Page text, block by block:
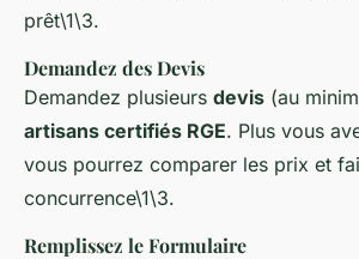
prêt\1\3.
Demandez des Devis
Demandez plusieurs devis (au
artisans certifiés RGE. Plus vous
vous pourrez comparer les prix et
concurrence\1\3.
Remplissez le Formulaire